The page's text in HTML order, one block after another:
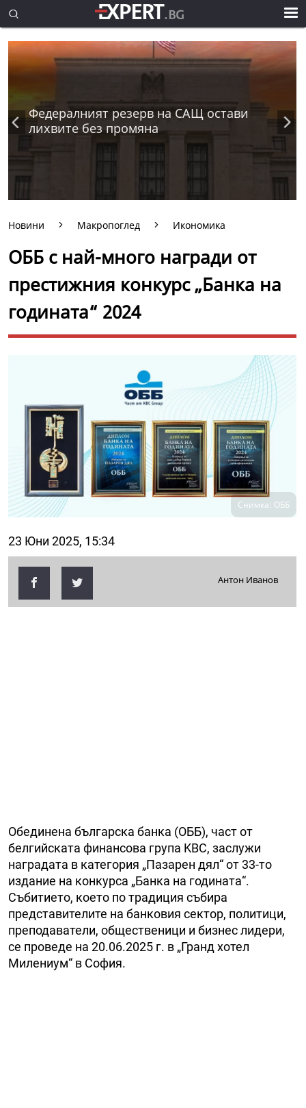
Федералният резерв на САЩ остави
лихвите без промяна
Новини Макропоглед Икономика
ОББ с най-много награди от
престижния конкурс „Банка на
годината“ 2024
Снимка: ОББ
23 Юни 2025, 15:34
Антон Иванов
Обединена българска банка (ОББ), част от
белгийската финансова група KBC, заслужи
наградата в категория „Пазарен дял“ от 33-то
издание на конкурса „Банка на годината“.
Събитието, което по традиция събира
представителите на банковия сектор, политици,
преподаватели, общественици и бизнес лидери,
се проведе на 20.06.2025 г. в „Гранд хотел
Милениум“ в София.